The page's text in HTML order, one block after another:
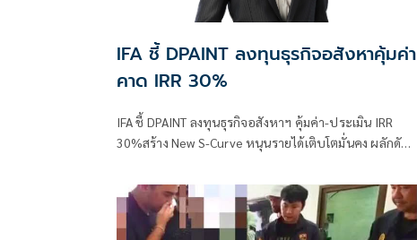
IFA ชี้ DPAINT ลงทุนธุรกิจอสังหาคุ้มค่า
คาด IRR 30%
IFA ชี้ DPAINT ลงทุนธุรกิจอสังหาฯ คุ้มค่า-ประเมิน IRR
30%สร้าง New S-Curve หนุนรายได้เติบโตมั่นคง ผลักดัน